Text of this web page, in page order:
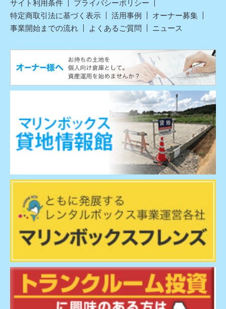
サイト利用条件
プライバシーポリシー
特定商取引法に基づく表示
活用事例
オーナー募集
事業開始までの流れ
よくあるご質問 ニュース